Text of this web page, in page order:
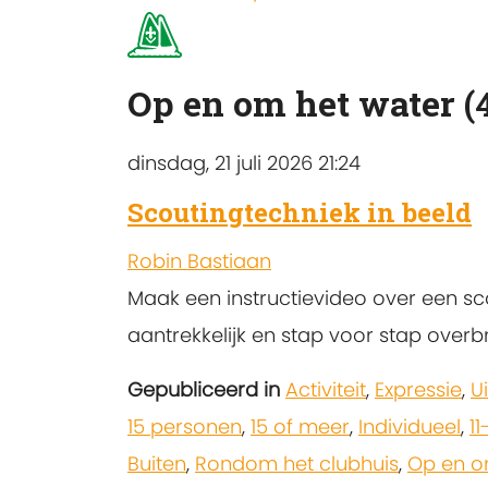
Op en om het water
dinsdag, 21 juli 2026 21:24
Scoutingtechniek in beeld
Robin Bastiaan
Maak een instructievideo over een
aantrekkelijk en stap voor stap
Gepubliceerd in Activiteit, Expressie,
15 personen, 15 of meer, Individueel,
Buiten, Rondom het clubhuis, Op en